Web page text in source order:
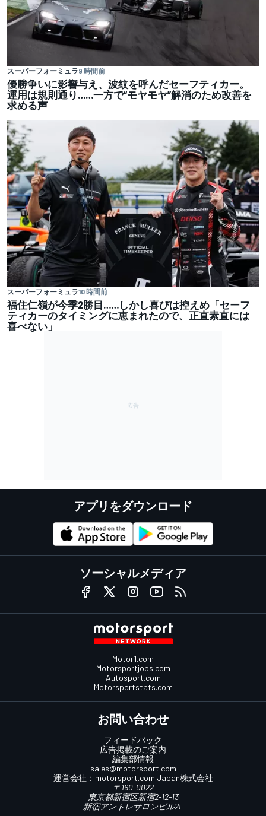
スーパーフォーミュラ9 時間前
優勝争いに影響与え、波紋を呼んだセーフティカー。
運用は規則通り……一方で“モヤモヤ”解消のため改善を
求める声
スーパーフォーミュラ10 時間前
福住仁嶺が今季2勝目……しかし喜びは控えめ「セーフ
ティカーのタイミングに恵まれたので、正直素直には
喜べない」
アプリをダウンロード
ソーシャルメディア
Motor1.com
Motorsportjobs.com
Autosport.com
Motorsportstats.com
お問い合わせ
フィードバック
広告掲載のご案内
編集部情報
sales@motorsport.com
運営会社： motorsport.com Japan株式会社
〒160-0022
東京都新宿区新宿2-12-13
新宿アントレサロンビル2F